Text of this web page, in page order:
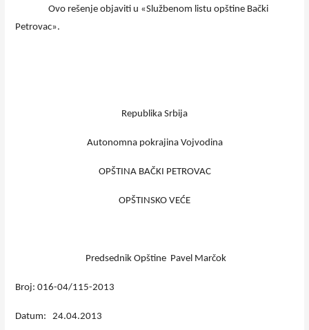
Ovo rešenje objaviti u «Službenom listu opštine Bački
Petrovac».
Republika Srbija
Autonomna pokrajina Vojvodina
OPŠTINA BAČKI PETROVAC
OPŠTINSKO VEĆE
Predsednik Opštine Pavel Marčok
Broj: 016-04/115-2013
Datum: 24.04.2013